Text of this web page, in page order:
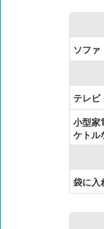
ソファ
テレビ
小型家
ケトル
袋に入